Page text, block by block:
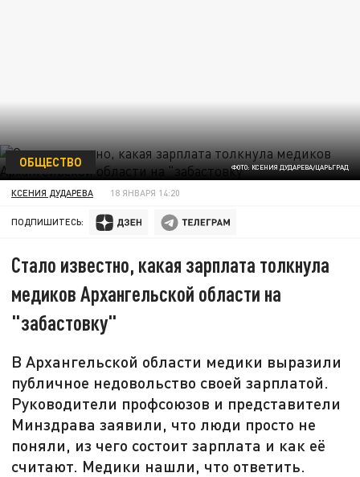
ФОТО: КСЕНИЯ ДУДАРЕВА/ЦАРЬГРАД
ОБЩЕСТВО
КСЕНИЯ ДУДАРЕВА 18 ЯНВАРЯ 14:20
ПОДПИШИТЕСЬ:
Стало известно, какая зарплата толкнула
медиков Архангельской области на
"забастовку"
В Архангельской области медики выразили
публичное недовольство своей зарплатой.
Руководители профсоюзов и представители
Минздрава заявили, что люди просто не
поняли, из чего состоит зарплата и как её
считают. Медики нашли, что ответить.